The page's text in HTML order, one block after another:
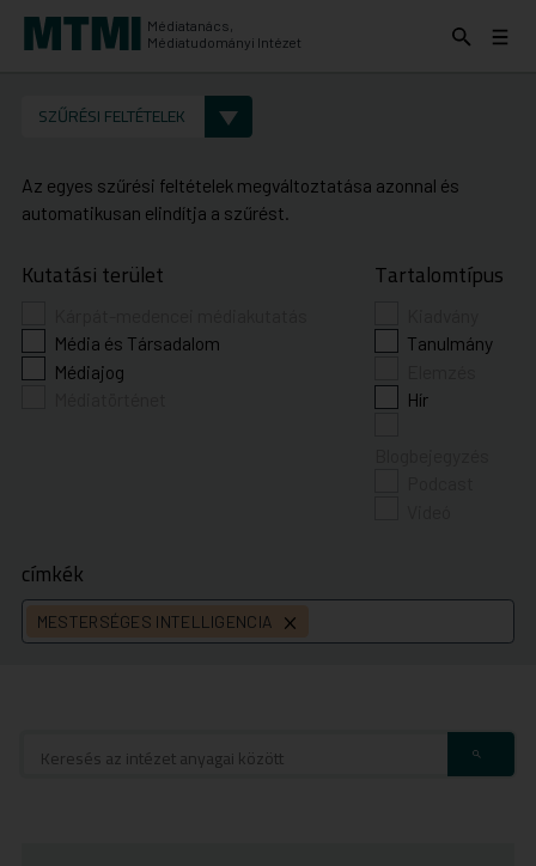
Médiatanács,
Médiatudományi Intézet
KERESÉS AZ INTÉZET ANYAGAI KÖZÖTT
Keresés
indítása
Keresés
Menü
SZŰRÉSI FELTÉTELEK
Az egyes szűrési feltételek megváltoztatása azonnal és
automatikusan elindítja a szűrést.
Kutatási terület
Média és Társadalom
Médiajog
Tartalomtípus
Tanulmány
Hír
címkék
MESTERSÉGES INTELLIGENCIA
címke
törlése